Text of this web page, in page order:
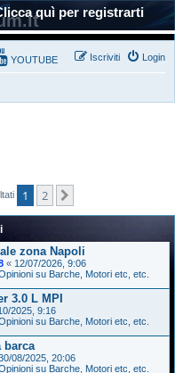
quì per registrarti
YOUTUBE Login
Iscriviti
1 2
zona Napoli
« 12/07/2026, 9:06
su Barche, Motori etc, etc.
3.0 L MPI
2025, 9:16
su Barche, Motori etc, etc.
barca
08/2025, 20:06
su Barche, Motori etc, etc.